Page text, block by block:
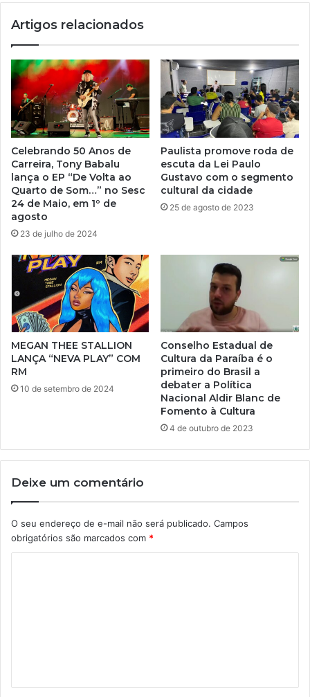
Artigos relacionados
Celebrando 50 Anos de
Carreira, Tony Babalu
lança o EP “De Volta ao
Quarto de Som…” no Sesc
24 de Maio, em 1º de
agosto
23 de julho de 2024
Paulista promove roda de
escuta da Lei Paulo
Gustavo com o segmento
cultural da cidade
25 de agosto de 2023
MEGAN THEE STALLION
LANÇA “NEVA PLAY” COM
RM
10 de setembro de 2024
Conselho Estadual de
Cultura da Paraíba é o
primeiro do Brasil a
debater a Política
Nacional Aldir Blanc de
Fomento à Cultura
4 de outubro de 2023
Deixe um comentário
O seu endereço de e-mail não será publicado. Campos
obrigatórios são marcados com *
á